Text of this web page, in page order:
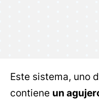
Este sistema, uno
contiene un